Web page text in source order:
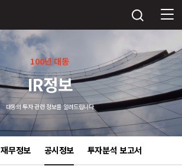
100년 대동
IR정보
대동의 투자 관련 정보를 알려드립니다
재무정보 공시정보 투자분석 보고서